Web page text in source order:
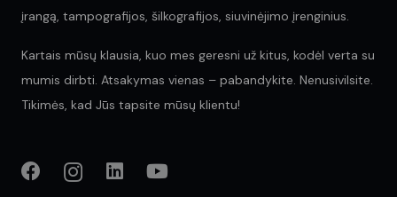
įrangą, tampografijos, šilkografijos, siuvinėjimo įrenginius.
Kartais mūsų klausia, kuo mes geresni už kitus, kodėl verta su
mumis dirbti. Atsakymas vienas – pabandykite. Nenusivilsite.
Tikimės, kad Jūs tapsite mūsų klientu!